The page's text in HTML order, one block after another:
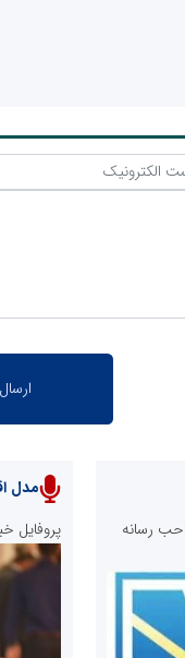
رسانه
مدل
پروفایل